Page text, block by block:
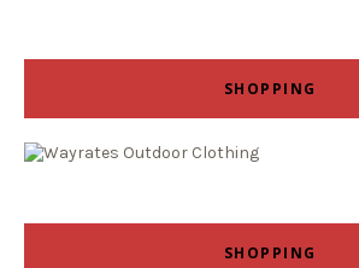
SHOPPING
SHOPPING